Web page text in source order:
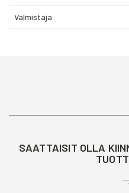
Valmistaja
SAATTAISIT OLLA